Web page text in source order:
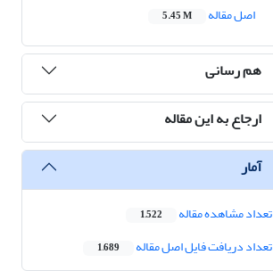
اصل مقاله
5.45 M
هم رسانی
ارجاع به این مقاله
آمار
تعداد مشاهده مقاله 1,522
تعداد دریافت فایل اصل مقاله 1,689